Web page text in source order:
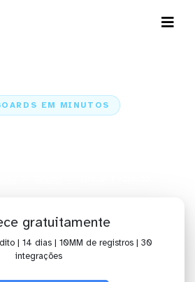
EM MINUTOS
gratuitamente
| 14 dias | 10MM de registros | 30
integrações